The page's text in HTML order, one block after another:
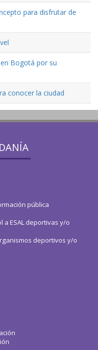
para disfrutar de
Bogotá por su
conocer la ciudad
pública
a ESAL deportivas y/o
deportivos y/o